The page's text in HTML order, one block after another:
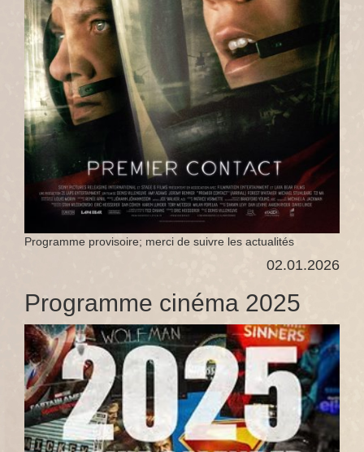
Programme provisoire; merci de suivre les actualités
02.01.2026
Programme cinéma 2025